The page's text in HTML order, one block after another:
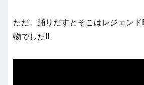
ただ、踊りだすとそこはレジェン
物でした!!